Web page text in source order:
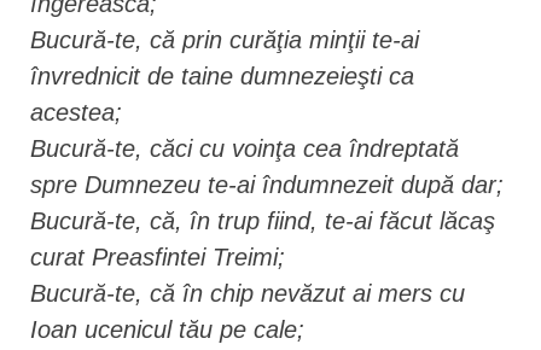
Bucură-te, că prin curăţia minţii te-ai
învrednicit de taine dumnezeieşti ca
acestea;
Bucură-te, căci cu voinţa cea îndreptată
spre Dumnezeu te-ai îndumnezeit după dar;
Bucură-te, că, în trup fiind, te-ai făcut lăcaş
curat Preasfintei Treimi;
Bucură-te, că în chip nevăzut ai mers cu
Ioan ucenicul tău pe cale;